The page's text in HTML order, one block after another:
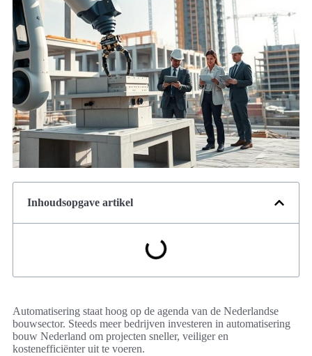
Inhoudsopgave artikel
Automatisering staat hoog op de agenda van de Nederlandse
bouwsector. Steeds meer bedrijven investeren in automatisering
bouw Nederland om projecten sneller, veiliger en
kostenefficiënter uit te voeren.